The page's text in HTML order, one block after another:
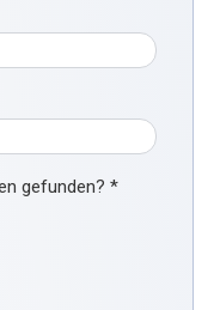
gefunden?*